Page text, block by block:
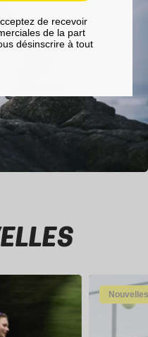
Nouvelles
de recevoir
de la part
désinscrire à tout